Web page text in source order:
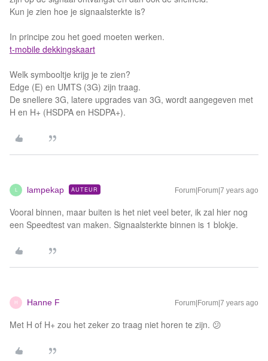
Kun je zien hoe je signaalsterkte is?
In principe zou het goed moeten werken.
t-mobile dekkingskaart
Welk symbooltje krijg je te zien?
Edge (E) en UMTS (3G) zijn traag.
De snellere 3G, latere upgrades van 3G, wordt aangegeven met
H en H+ (HSDPA en HSDPA+).
L lampekap AUTEUR Forum|Forum|7 years ago
Vooral binnen, maar buiten is het niet veel beter, ik zal hier nog
een Speedtest van maken. Signaalsterkte binnen is 1 blokje.
H Hanne F Forum|Forum|7 years ago
Met H of H+ zou het zeker zo traag niet horen te zijn. 😕